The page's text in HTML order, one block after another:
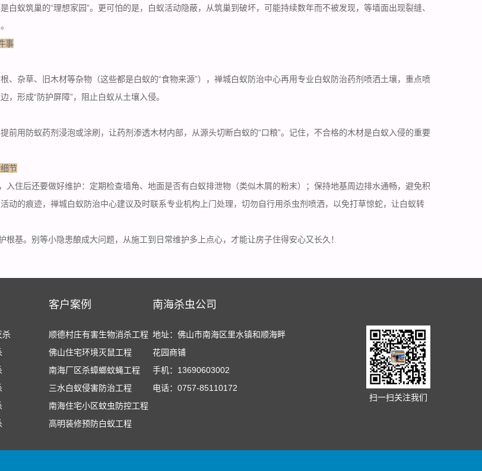
白蚁筑巢的“理想家园”。更可怕的是，白蚁活动隐蔽，从筑巢到破坏，可能持续数年而不被发现，等墙面出现裂缝、
事
、杂草、旧木材等杂物（这些都是白蚁的“食物来源”），禅城白蚁防治中心再用专业白蚁防治药剂喷洒土壤，重点喷
，形成“防护屏障”，阻止白蚁从土壤入侵。
前用防蚁药剂浸泡或涂刷，让药剂渗透木材内部，从源头切断白蚁的“口粮”。记住，不合格的木材是白蚁入侵的重要
节
入住后还要做好维护：定期检查墙角、地面是否有白蚁排泄物（类似木屑的粉末）；保持地基周边排水通畅，避免积
动的痕迹，禅城白蚁防治中心建议及时联系专业机构上门处理，切勿自行用杀虫剂喷洒，以免打草惊蛇，让白蚁转
根基。别等小隐患酿成大问题，从施工到日常维护多上点心，才能让房子住得安心又长久！
杀
客户案例
顺德村庄有害生物消杀工程
佛山住宅环境灭鼠工程
南海厂区杀蟑螂蚊蝇工程
三水白蚁侵害防治工程
南海住宅小区蚊虫防控工程
高明装修预防白蚁工程
南海杀虫公司
地址：佛山市南海区里水镇和顺海畔
花园商铺
手机：13690603002
电话：0757-85110172
扫一扫关注我们